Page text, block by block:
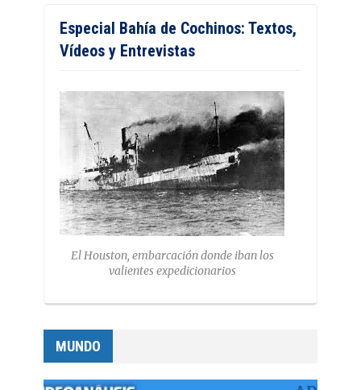
Especial Bahía de Cochinos: Textos,
Vídeos y Entrevistas
El Houston, embarcación donde iban los
valientes expedicionarios
MUNDO